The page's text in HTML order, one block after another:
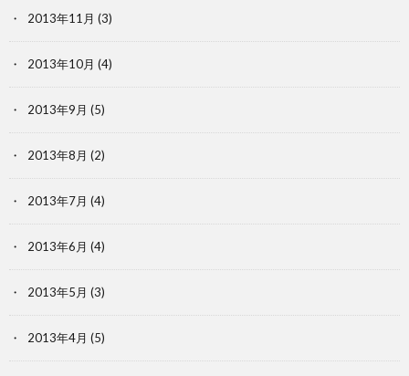
2013年11月 (3)
2013年10月 (4)
2013年9月 (5)
2013年8月 (2)
2013年7月 (4)
2013年6月 (4)
2013年5月 (3)
2013年4月 (5)